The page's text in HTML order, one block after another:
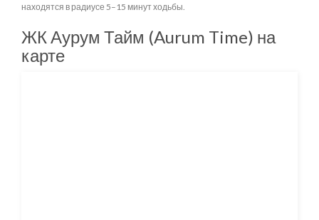
находятся в радиусе 5–15 минут ходьбы.
ЖК Аурум Тайм (Aurum Time) на
карте